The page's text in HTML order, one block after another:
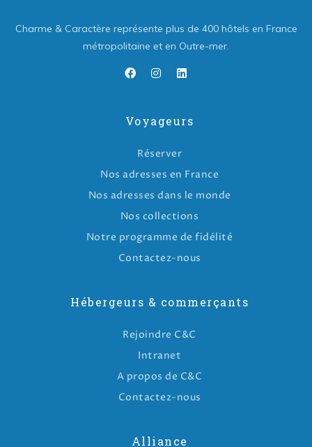
Charme & Caractère représente plus de 400 hôtels en France
métropolitaine et en Outre-mer.
Voyageurs
Réserver
Nos adresses en France
Nos adresses dans le monde
Nos collections
Notre programme de fidélité
Contactez-nous
Hébergeurs & commerçants
Rejoindre C&C
Intranet
A propos de C&C
Contactez-nous
Alliance